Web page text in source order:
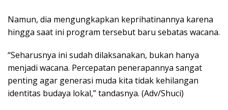
Namun, dia mengungkapkan keprihatinannya karena
hingga saat ini program tersebut baru sebatas wacana.
“Seharusnya ini sudah dilaksanakan, bukan hanya
menjadi wacana. Percepatan penerapannya sangat
penting agar generasi muda kita tidak kehilangan
identitas budaya lokal,” tandasnya. (Adv/Shuci)